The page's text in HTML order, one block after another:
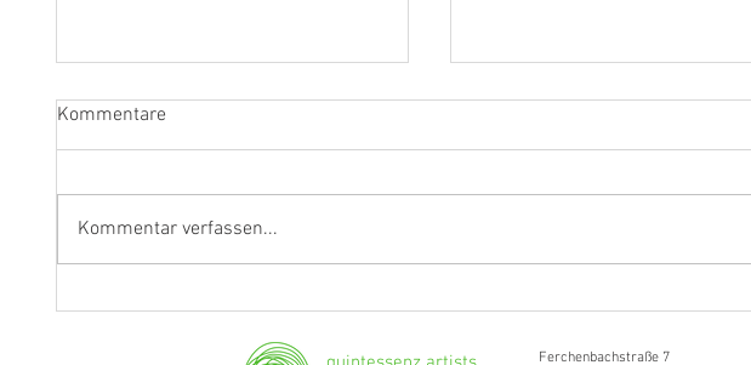
Kommentare
Kommentar verfassen...
Ferchenbachstraße 7